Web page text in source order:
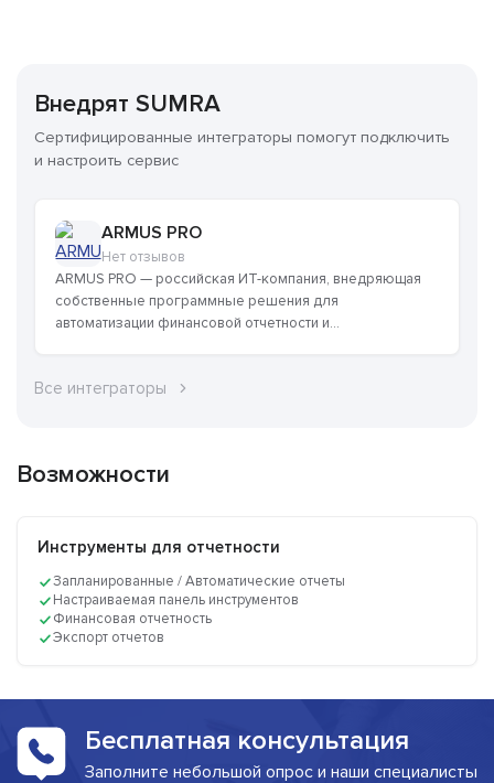
Внедрят SUMRA
Сертифицированные интеграторы помогут подключить
и настроить сервис
ARMUS PRO
Нет отзывов
ARMUS PRO — российская ИТ-компания, внедряющая
собственные программные решения для
автоматизации финансовой отчетности и...
Все интеграторы
Возможности
Инструменты для отчетности
Запланированные / Автоматические отчеты
Настраиваемая панель инструментов
Финансовая отчетность
Экспорт отчетов
Бесплатная консультация
Заполните небольшой опрос и наши специалисты